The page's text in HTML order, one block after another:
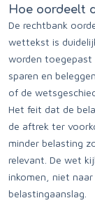
Hoe oordeelt
De rechtbank
wettekst is
worden toegepast
sparen en
of de
Het feit dat de
de aftrek ter
minder belasting
relevant. De wet
inkomen, niet
belastingaanslag.